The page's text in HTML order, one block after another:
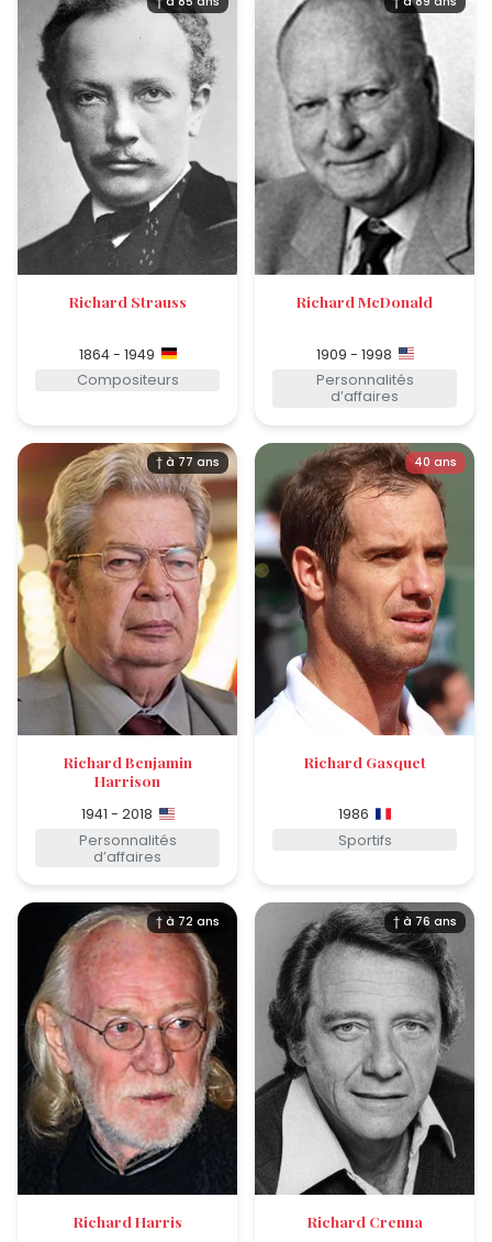
Richard Strauss
1864 - 1949
Compositeurs
Richard McDonald
1909 - 1998
Personnalités
d’affaires
† à 77 ans
Richard Benjamin
Harrison
1941 - 2018
Personnalités
d’affaires
40 ans
Richard Gasquet
1986
Sportifs
† à 72 ans
Richard Harris
† à 76 ans
Richard Crenna